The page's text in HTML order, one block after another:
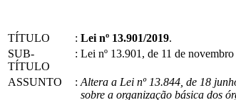
TÍTULO : Lei nº 13.901/2019.
SUB-
TÍTULO
: Lei nº 13.901, de 11 de
ASSUNTO : Altera a Lei nº 13.844, de 18
sobre a organização básica dos